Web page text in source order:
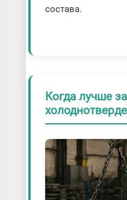
состава.
Когда лучше